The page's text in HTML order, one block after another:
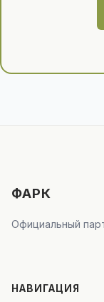
ФАРК
Официальный
НАВИГАЦИЯ